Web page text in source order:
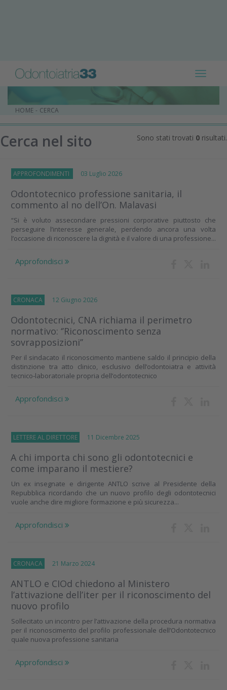
Toggle
HOME - CERCA
Cerca nel sito Sono stati trovati 0 risultati.
APPROFONDIMENTI 03 Luglio 2026
Odontotecnico professione sanitaria, il
commento al no dell’On. Malavasi
“Si è voluto assecondare pressioni corporative piuttosto che
perseguire l’interesse generale, perdendo ancora una volta
l’occasione di riconoscere la dignità e il valore di una professione...
Approfondisci
CRONACA 12 Giugno 2026
Odontotecnici, CNA richiama il perimetro
normativo: ‘’Riconoscimento senza
sovrapposizioni’’
Per il sindacato il riconoscimento mantiene saldo il principio della
distinzione tra atto clinico, esclusivo dell’odontoiatra e attività
tecnico‑laboratoriale propria dell’odontotecnico
Approfondisci
LETTERE AL DIRETTORE 11 Dicembre 2025
A chi importa chi sono gli odontotecnici e
come imparano il mestiere?
Un ex insegnate e dirigente ANTLO scrive al Presidente della
Repubblica ricordando che un nuovo profilo degli odontotecnici
vuole anche dire migliore formazione e più sicurezza...
Approfondisci
CRONACA 21 Marzo 2024
ANTLO e CIOd chiedono al Ministero
l’attivazione dell’iter per il riconoscimento del
nuovo profilo
Sollecitato un incontro per l’attivazione della procedura normativa
per il riconoscimento del profilo professionale dell’Odontotecnico
quale nuova professione sanitaria
Approfondisci